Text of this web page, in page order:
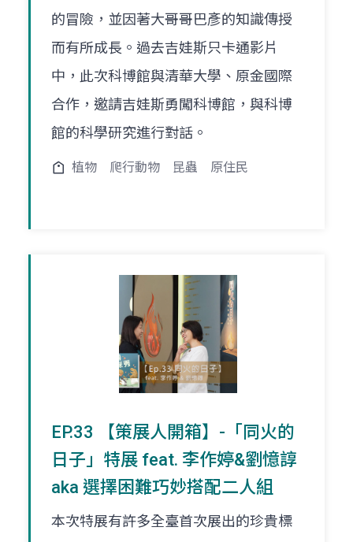
的冒險，並因著大哥哥巴彥的知識傳授
而有所成長。過去吉娃斯只卡通影片
中，此次科博館與清華大學、原金國際
合作，邀請吉娃斯勇闖科博館，與科博
館的科學研究進行對話。
植物 爬行動物 昆蟲 原住民
EP.33 【策展人開箱】-「同火的
日子」特展 feat. 李作婷&劉憶諄
aka 選擇困難巧妙搭配二人組
本次特展有許多全臺首次展出的珍貴標